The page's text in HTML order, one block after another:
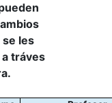
se les
tráves